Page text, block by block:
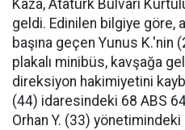
Kaza, Atatürk Bulvarı
geldi. Edinilen bilgiye göre,
başına geçen Yunus K.'nin
plakalı minibüs, kavşağa
direksiyon hakimiyetini
(44) idaresindeki 68 ABS
Orhan Y. (33) yönetimindeki